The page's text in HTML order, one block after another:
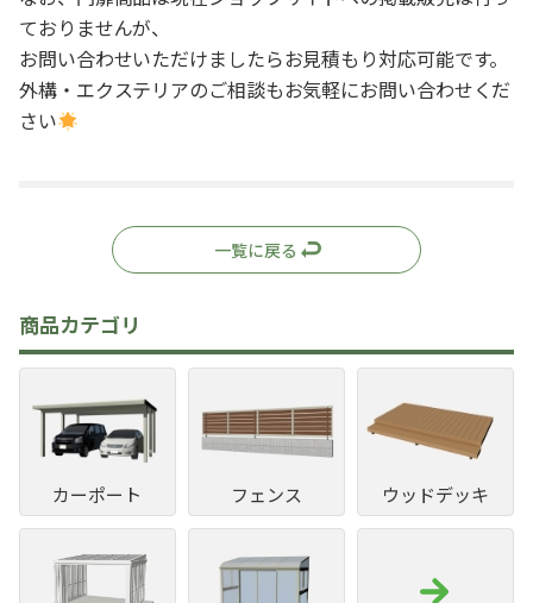
商品カテゴリ
カーポート フェンス ウッドデッキ
ておりませんが、
お問い合わせいただけましたらお見積もり対応可能です。
外構・エクステリアのご相談もお気軽にお問い合わせくだ
さい
一覧に戻る